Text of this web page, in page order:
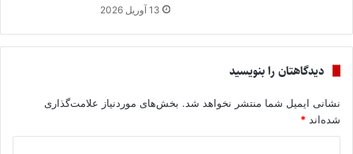
13 آوریل 2026
دیدگاهتان را بنویسید
نشانی ایمیل شما منتشر نخواهد شد. بخش‌های موردنیاز علامت‌گذاری
شده‌اند *